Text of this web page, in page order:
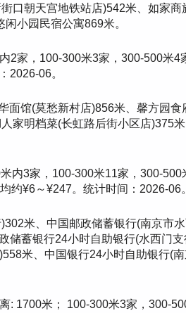
口朝天宫地铁站店)542米、如家
小园民宿公寓869米。
2家，100-300米3家，300-500米
2026-06。
馆(莫愁新村店)856米、馨方园
家明档菜(长虹路后街小区店)375
内3家，100-300米11家，300-
约¥6～¥247。统计时间：2026-06。
米、中国邮政储蓄银行(南京市
蓄银行24小时自助银行(水西门
米、中国银行24小时自助银行(
1700米； 100-300米3家，300-